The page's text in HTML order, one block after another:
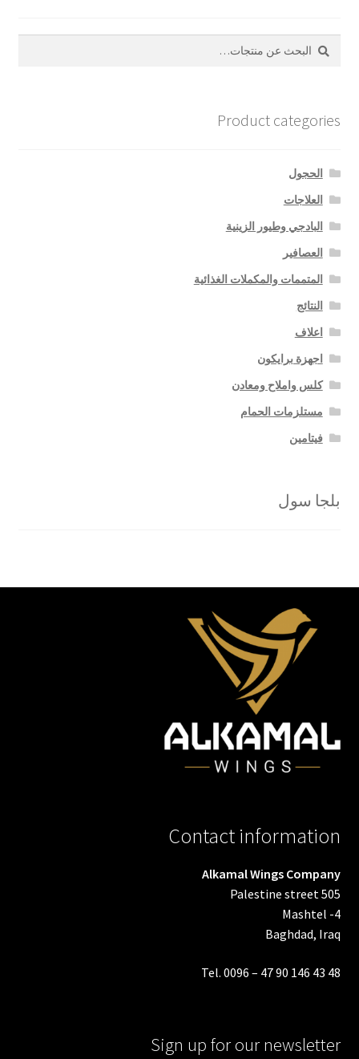
البحث
عن:
بحث
Product categories
الحجول
العلاجات
البادجي وطيور الزينية
العصافير
المتممات والمكملات الغذائية
النتائج
اعلاف
اجهزة برايكون
كلس واملاح ومعادن
مستلزمات الحمام
فيتامين
بلجا سول
Contact information
Alkamal Wings Company
Palestine street 505
Mashtel -4
Baghdad, Iraq
Tel. 0096 – 47 90 146 43 48
Sign up for our newsletter